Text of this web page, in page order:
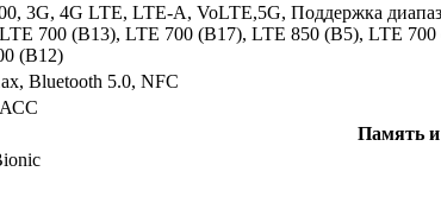
3G, 4G LTE, LTE-A, VoLTE,5G, Поддержка
700 (B13), LTE 700 (B17), LTE 850 (B5), LTE
(B12)
Bluetooth 5.0, NFC
Память и